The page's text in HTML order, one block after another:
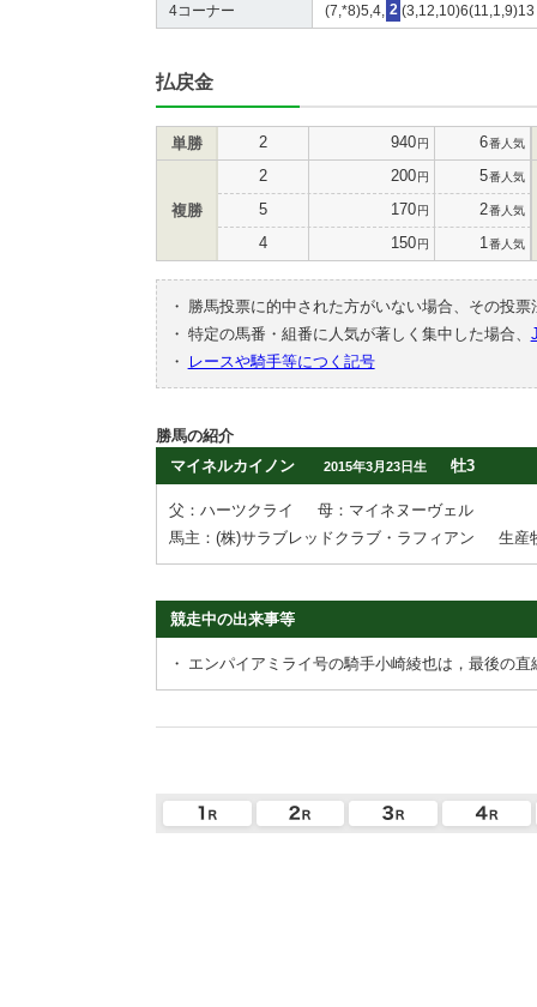
4コーナー (7,*8)5,4, 2 (3,12,10)6(11,1,9)13
払戻金
単勝 2 940円 6番人気
複勝
2 200円 5番人気
5 170円 2番人気
4 150円 1 番人気
・
勝馬投票に的中された方がいない場合、その投
・ 特定の馬番・組番に人気が著しく集中した場合、
・
レースや騎手等につく記号
勝馬の紹介
マイネルカイノン
2015年3月23日生 牡3
父：ハーツクライ
母：マイネヌーヴェル
馬主：(株)サラブレッドクラブ・ラフィアン
生産
競走中の出来事等
・ エンパイアミライ号の騎手小崎綾也は，最後の